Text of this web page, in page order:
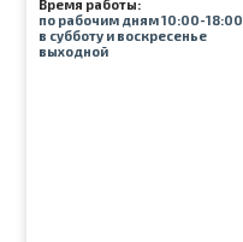
Время работы:
по рабочим дням 10:00-18:00
в субботу и воскресенье
выходной